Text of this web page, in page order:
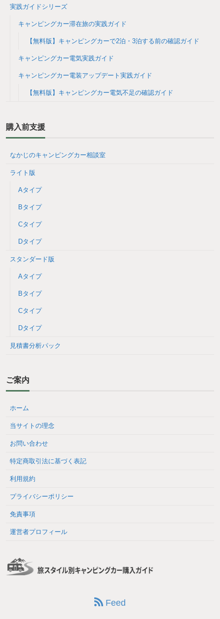
実践ガイドシリーズ
キャンピングカー滞在旅の実践ガイド
【無料版】キャンピングカーで2泊・3泊する前の確認ガイド
キャンピングカー電気実践ガイド
キャンピングカー電装アップデート実践ガイド
【無料版】キャンピングカー電気不足の確認ガイド
購入前支援
なかじのキャンピングカー相談室
ライト版
Aタイプ
Bタイプ
Cタイプ
Dタイプ
スタンダード版
Aタイプ
Bタイプ
Cタイプ
Dタイプ
見積書分析パック
ご案内
ホーム
当サイトの理念
お問い合わせ
特定商取引法に基づく表記
利用規約
プライバシーポリシー
免責事項
運営者プロフィール
Feed